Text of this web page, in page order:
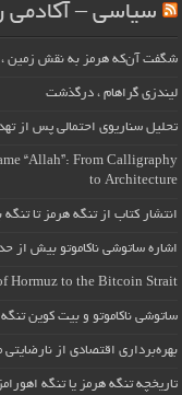
سیاسی – آکادمی
شگفت آن‌که هرمز به نقش زمین ،
لیندزی گراهام ، درگذشت
تحلیل سناریوی احتمالی پس از
“Allah”: From Calligraphy
to Architecture
انتشار کتاب از تنگه هرمز تا
اشاره ساتوشی ناکاموتو بیش از
Hormuz to the Bitcoin Strait
ساتوشی ناکاموتو و بیت کوین
بهره‌برداری اقتصادی از
تاریخچه تنگه هرمز یا تنگه